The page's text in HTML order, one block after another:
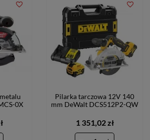
0X
favorite_border
Pilarka tarczowa 12V 140
mm DeWalt DCS512P2-QW
1 351,02 zł
favorite_border